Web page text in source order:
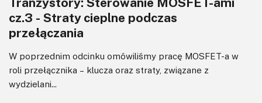
cz.3 - Straty cieplne podczas
przełączania
W poprzednim odcinku omówiliśmy pracę MOSFET-a w
roli przełącznika – klucza oraz straty, związane z
wydzielani...